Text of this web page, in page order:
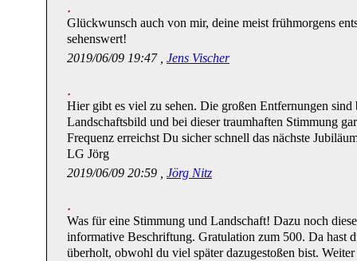
Glückwunsch auch von mir, deine meist frühmorgens
sehenswert!
2019/06/09 19:47 , Jens Vischer
Hier gibt es viel zu sehen. Die großen Entfernungen sind
Landschaftsbild und bei dieser traumhaften Stimmung
Frequenz erreichst Du sicher schnell das nächste
LG Jörg
2019/06/09 20:59 , Jörg Nitz
Was für eine Stimmung und Landschaft! Dazu noch
informative Beschriftung. Gratulation zum 500. Da hast
überholt, obwohl du viel später dazugestoßen bist.